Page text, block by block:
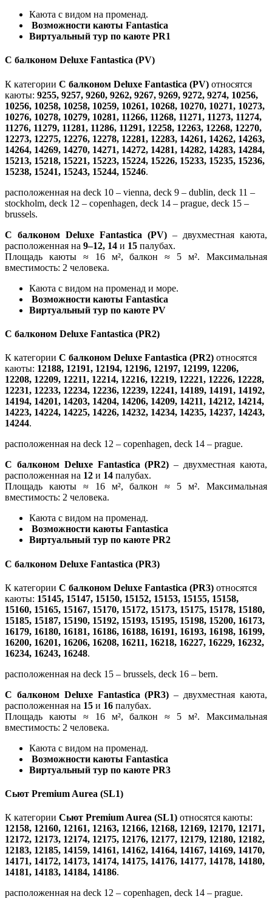
Каюта с видом на променад.
Возможности каюты Fantastica
Виртуальный тур по каюте PR1
С балконом Deluxe Fantastica (PV)
К категории С балконом Deluxe Fantastica (PV) относятся
каюты: 9255, 9257, 9260, 9262, 9267, 9269, 9272, 9274, 10256,
10256, 10258, 10258, 10259, 10261, 10268, 10270, 10271, 10273,
10276, 10278, 10279, 10281, 11266, 11268, 11271, 11273, 11274,
11276, 11279, 11281, 11286, 11291, 12258, 12263, 12268, 12270,
12273, 12275, 12276, 12278, 12281, 12283, 14261, 14262, 14263,
14264, 14269, 14270, 14271, 14272, 14281, 14282, 14283, 14284,
15213, 15218, 15221, 15223, 15224, 15226, 15233, 15235, 15236,
15238, 15241, 15243, 15244, 15246.
расположенная на deck 10 – vienna, deck 9 – dublin, deck 11 –
stockholm, deck 12 – copenhagen, deck 14 – prague, deck 15 –
brussels.
С балконом Deluxe Fantastica (PV) – двухместная каюта,
расположенная на 9–12, 14 и 15 палубах.
Площадь каюты ≈ 16 м², балкон ≈ 5 м². Максимальная
вместимость: 2 человека.
Каюта с видом на променад и море.
Возможности каюты Fantastica
Виртуальный тур по каюте PV
С балконом Deluxe Fantastica (PR2)
К категории С балконом Deluxe Fantastica (PR2) относятся
каюты: 12188, 12191, 12194, 12196, 12197, 12199, 12206,
12208, 12209, 12211, 12214, 12216, 12219, 12221, 12226, 12228,
12231, 12233, 12234, 12236, 12239, 12241, 14189, 14191, 14192,
14194, 14201, 14203, 14204, 14206, 14209, 14211, 14212, 14214,
14223, 14224, 14225, 14226, 14232, 14234, 14235, 14237, 14243,
14244.
расположенная на deck 12 – copenhagen, deck 14 – prague.
С балконом Deluxe Fantastica (PR2) – двухместная каюта,
расположенная на 12 и 14 палубах.
Площадь каюты ≈ 16 м², балкон ≈ 5 м². Максимальная
вместимость: 2 человека.
Каюта с видом на променад.
Возможности каюты Fantastica
Виртуальный тур по каюте PR2
С балконом Deluxe Fantastica (PR3)
К категории С балконом Deluxe Fantastica (PR3) относятся
каюты: 15145, 15147, 15150, 15152, 15153, 15155, 15158,
15160, 15165, 15167, 15170, 15172, 15173, 15175, 15178, 15180,
15185, 15187, 15190, 15192, 15193, 15195, 15198, 15200, 16173,
16179, 16180, 16181, 16186, 16188, 16191, 16193, 16198, 16199,
16200, 16201, 16206, 16208, 16211, 16218, 16227, 16229, 16232,
16234, 16243, 16248.
расположенная на deck 15 – brussels, deck 16 – bern.
С балконом Deluxe Fantastica (PR3) – двухместная каюта,
расположенная на 15 и 16 палубах.
Площадь каюты ≈ 16 м², балкон ≈ 5 м². Максимальная
вместимость: 2 человека.
Каюта с видом на променад.
Возможности каюты Fantastica
Виртуальный тур по каюте PR3
Сьют Premium Aurea (SL1)
К категории Сьют Premium Aurea (SL1) относятся каюты:
12158, 12160, 12161, 12163, 12166, 12168, 12169, 12170, 12171,
12172, 12173, 12174, 12175, 12176, 12177, 12179, 12180, 12182,
12183, 12185, 14159, 14161, 14162, 14164, 14167, 14169, 14170,
14171, 14172, 14173, 14174, 14175, 14176, 14177, 14178, 14180,
14181, 14183, 14184, 14186.
расположенная на deck 12 – copenhagen, deck 14 – prague.